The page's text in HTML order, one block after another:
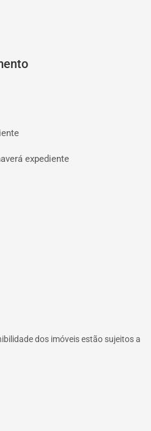
expediente
dos imóveis estão sujeitos a